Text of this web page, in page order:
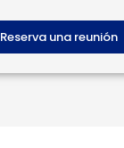
Reserva una reunión